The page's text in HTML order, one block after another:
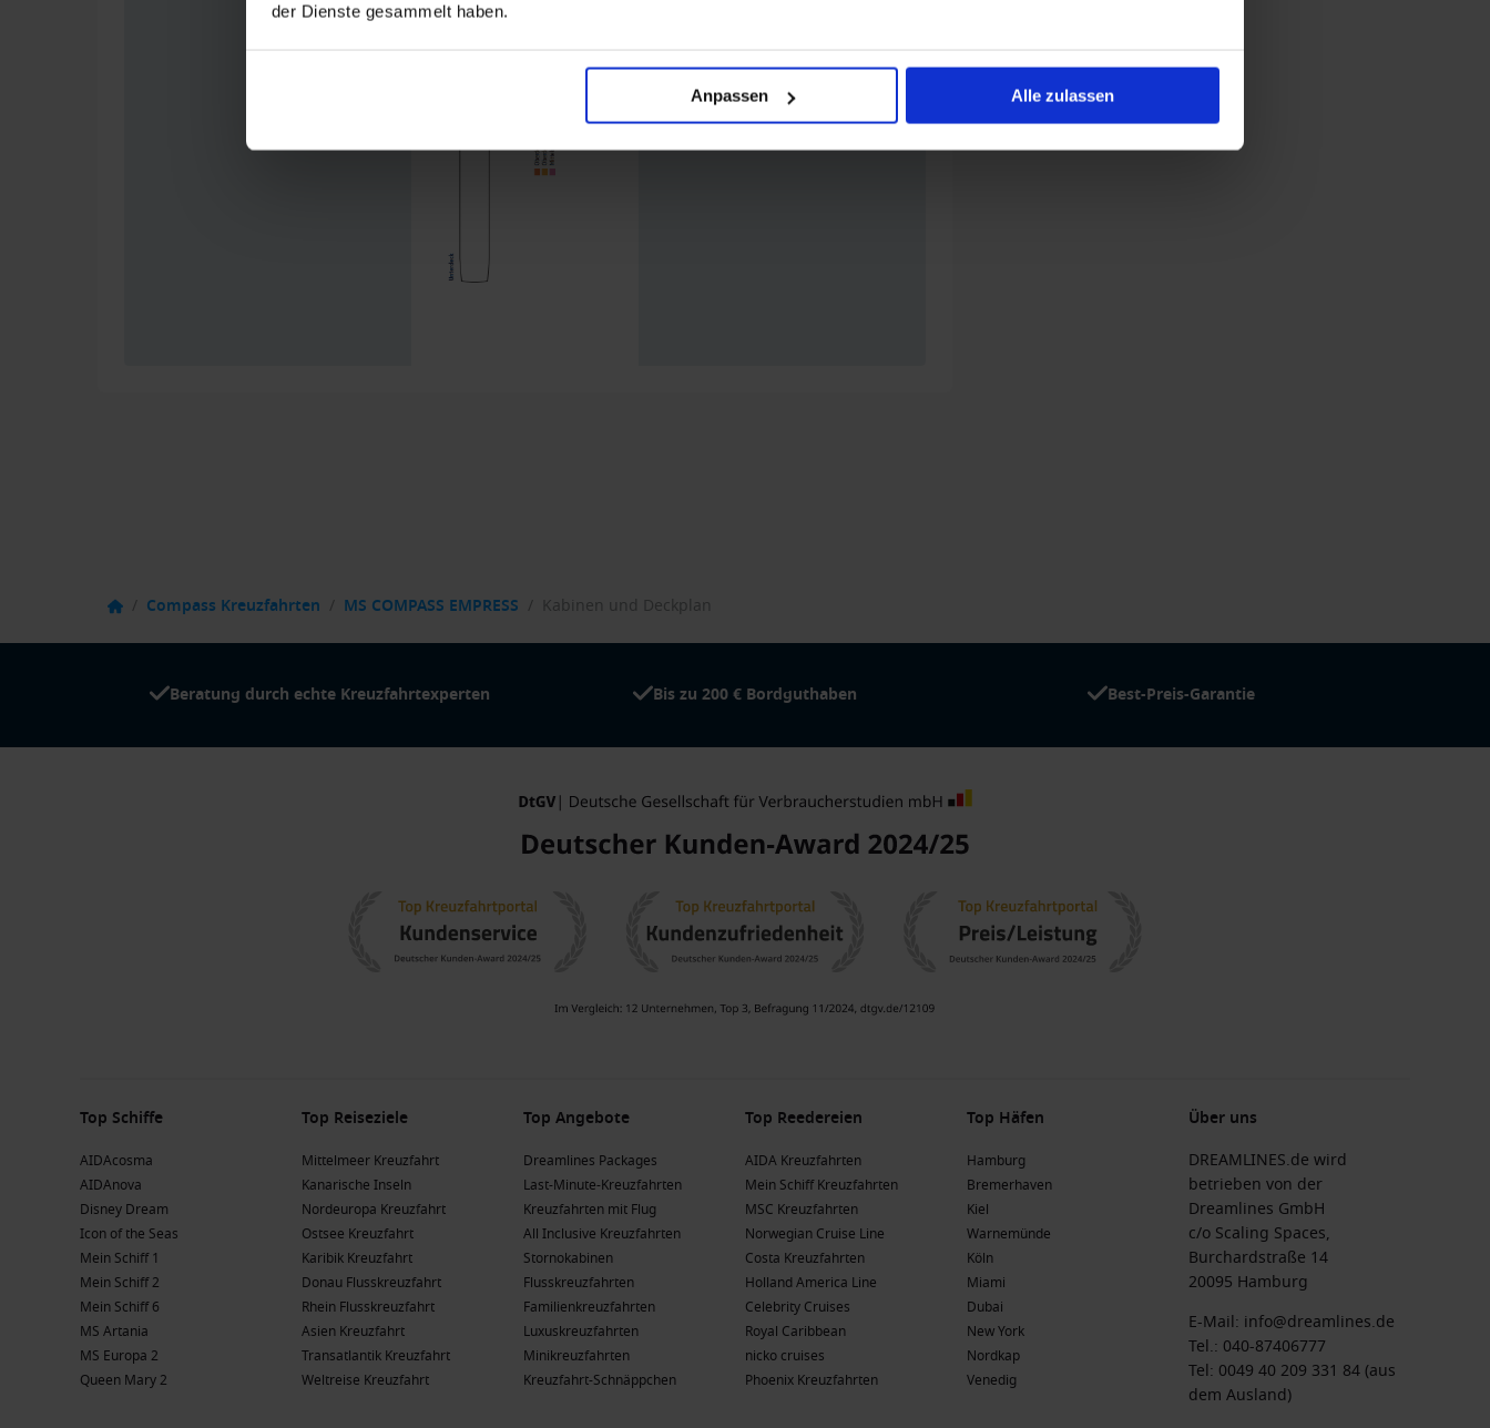
der Dienste gesammelt haben.
Anpassen Alle zulassen
/ Compass Kreuzfahrten / MS COMPASS EMPRESS / Kabinen und Deckplan
Beratung durch echte Kreuzfahrtexperten Bis zu 200 € Bordguthaben Best-Preis-Garantie
Top Schiffe
AIDAcosma
AIDAnova
Disney Dream
Icon of the Seas
Mein Schiff 1
Mein Schiff 2
Mein Schiff 6
MS Artania
MS Europa 2
Queen Mary 2
Top Reiseziele
Mittelmeer Kreuzfahrt
Kanarische Inseln
Nordeuropa Kreuzfahrt
Ostsee Kreuzfahrt
Karibik Kreuzfahrt
Donau Flusskreuzfahrt
Rhein Flusskreuzfahrt
Asien Kreuzfahrt
Transatlantik Kreuzfahrt
Weltreise Kreuzfahrt
Top Angebote
Dreamlines Packages
Last-Minute-Kreuzfahrten
Kreuzfahrten mit Flug
All Inclusive Kreuzfahrten
Stornokabinen
Flusskreuzfahrten
Familienkreuzfahrten
Luxuskreuzfahrten
Minikreuzfahrten
Kreuzfahrt-Schnäppchen
Top Reedereien
AIDA Kreuzfahrten
Mein Schiff Kreuzfahrten
MSC Kreuzfahrten
Norwegian Cruise Line
Costa Kreuzfahrten
Holland America Line
Celebrity Cruises
Royal Caribbean
nicko cruises
Phoenix Kreuzfahrten
Top Häfen
Hamburg
Bremerhaven
Kiel
Warnemünde
Köln
Miami
Dubai
New York
Nordkap
Venedig
Über uns
DREAMLINES.de wird
betrieben von der
Dreamlines GmbH
c/o Scaling Spaces,
Burchardstraße 14
20095 Hamburg
E-Mail: info@dreamlines.de
Tel.: 040-87406777
Tel: 0049 40 209 331 84 (aus
dem Ausland)